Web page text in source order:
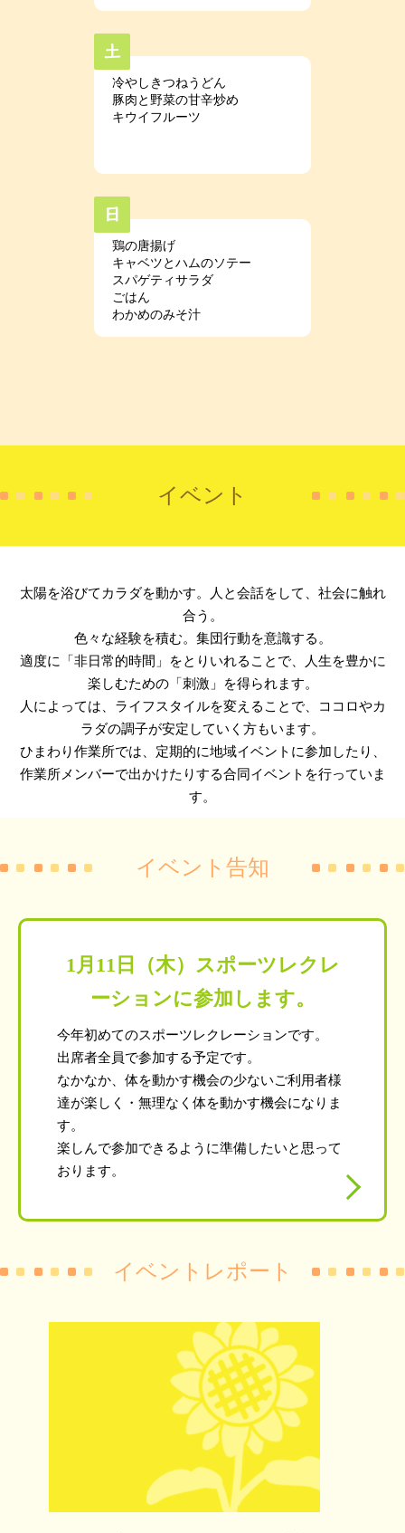
冷やしきつねうどん
豚肉と野菜の甘辛炒め
キウイフルーツ
鶏の唐揚げ
キャベツとハムのソテー
スパゲティサラダ
ごはん
わかめのみそ汁
イベント
太陽を浴びてカラダを動かす。人と会話をして、社会に触れ
合う。
色々な経験を積む。集団行動を意識する。
適度に「非日常的時間」をとりいれることで、人生を豊かに
楽しむための「刺激」を得られます。
人によっては、ライフスタイルを変えることで、ココロやカ
ラダの調子が安定していく方もいます。
ひまわり作業所では、定期的に地域イベントに参加したり、
作業所メンバーで出かけたりする合同イベントを行っていま
す。
イベント告知
1月11日（木）スポーツレクレ
ーションに参加します。
今年初めてのスポーツレクレーションです。
出席者全員で参加する予定です。
なかなか、体を動かす機会の少ないご利用者様
達が楽しく・無理なく体を動かす機会になりま
す。
楽しんで参加できるように準備したいと思って
おります。
イベントレポート